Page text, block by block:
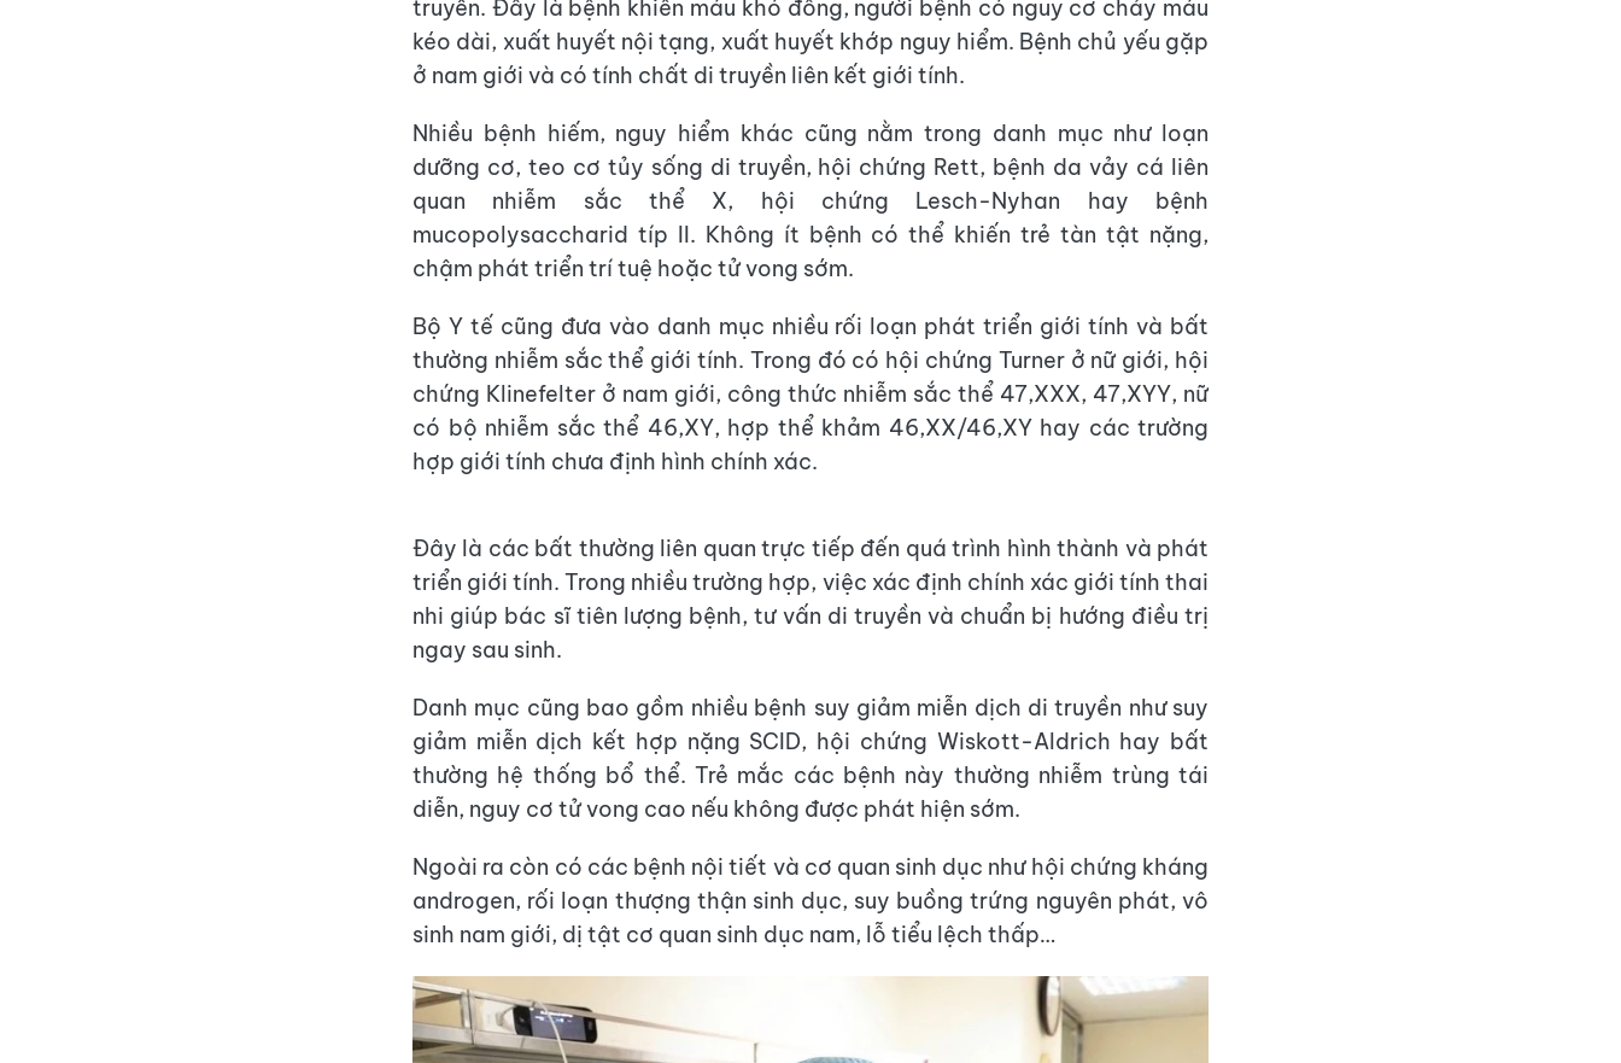
truyền. Đây là bệnh khiến máu khó đông, người bệnh có nguy cơ chảy máu
kéo dài, xuất huyết nội tạng, xuất huyết khớp nguy hiểm. Bệnh chủ yếu gặp
ở nam giới và có tính chất di truyền liên kết giới tính.
Nhiều bệnh hiếm, nguy hiểm khác cũng nằm trong danh mục như loạn
dưỡng cơ, teo cơ tủy sống di truyền, hội chứng Rett, bệnh da vảy cá liên
quan nhiễm sắc thể X, hội chứng Lesch-Nyhan hay bệnh
mucopolysaccharid típ II. Không ít bệnh có thể khiến trẻ tàn tật nặng,
chậm phát triển trí tuệ hoặc tử vong sớm.
Bộ Y tế cũng đưa vào danh mục nhiều rối loạn phát triển giới tính và bất
thường nhiễm sắc thể giới tính. Trong đó có hội chứng Turner ở nữ giới, hội
chứng Klinefelter ở nam giới, công thức nhiễm sắc thể 47,XXX, 47,XYY, nữ
có bộ nhiễm sắc thể 46,XY, hợp thể khảm 46,XX/46,XY hay các trường
hợp giới tính chưa định hình chính xác.
Đây là các bất thường liên quan trực tiếp đến quá trình hình thành và phát
triển giới tính. Trong nhiều trường hợp, việc xác định chính xác giới tính thai
nhi giúp bác sĩ tiên lượng bệnh, tư vấn di truyền và chuẩn bị hướng điều trị
ngay sau sinh.
Danh mục cũng bao gồm nhiều bệnh suy giảm miễn dịch di truyền như suy
giảm miễn dịch kết hợp nặng SCID, hội chứng Wiskott-Aldrich hay bất
thường hệ thống bổ thể. Trẻ mắc các bệnh này thường nhiễm trùng tái
diễn, nguy cơ tử vong cao nếu không được phát hiện sớm.
Ngoài ra còn có các bệnh nội tiết và cơ quan sinh dục như hội chứng kháng
androgen, rối loạn thượng thận sinh dục, suy buồng trứng nguyên phát, vô
sinh nam giới, dị tật cơ quan sinh dục nam, lỗ tiểu lệch thấp…